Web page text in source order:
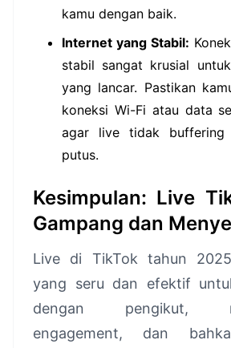
kamu dengan baik.
Internet yang Stabil:
stabil sangat krusial
yang lancar. Pastikan
koneksi Wi-Fi atau data
agar live tidak buffering
putus.
Kesimpulan: Live
Gampang dan
Live di TikTok tahun
yang seru dan efektif
dengan pengikut,
engagement, dan